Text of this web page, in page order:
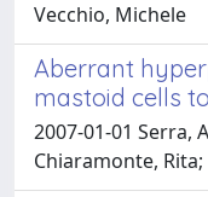
Vecchio, Michele
Aberrant
mastoid cells
2007-01-01 Serra,
Chiaramonte,